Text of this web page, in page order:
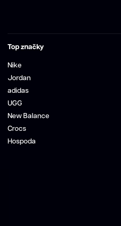
Top značky
Nike
Jordan
adidas
UGG
New Balance
Crocs
Hospoda